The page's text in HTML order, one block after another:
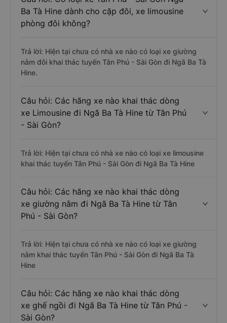
Ba Tà Hine dành cho cặp đôi, xe limousine
phòng đôi không?
Trả lời: Hiện tại chưa có nhà xe nào có loại xe giường
nằm đôi khai thác tuyến Tân Phú - Sài Gòn đi Ngã Ba Tà
Hine.
Câu hỏi: Các hãng xe nào khai thác dòng
xe Limousine đi Ngã Ba Tà Hine từ Tân Phú
- Sài Gòn?
Trả lời: Hiện tại chưa có nhà xe nào có loại xe limousine
khai thác tuyến Tân Phú - Sài Gòn đi Ngã Ba Tà Hine
Câu hỏi: Các hãng xe nào khai thác dòng
xe giường nằm đi Ngã Ba Tà Hine từ Tân
Phú - Sài Gòn?
Trả lời: Hiện tại chưa có nhà xe nào có loại xe giường
nằm khai thác tuyến Tân Phú - Sài Gòn đi Ngã Ba Tà
Hine
Câu hỏi: Các hãng xe nào khai thác dòng
xe ghế ngồi đi Ngã Ba Tà Hine từ Tân Phú -
Sài Gòn?